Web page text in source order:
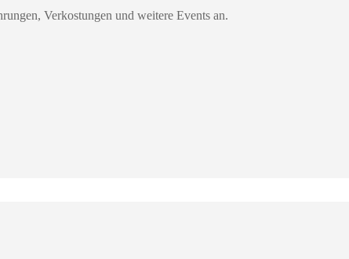
Verkostungen und weitere Events an.